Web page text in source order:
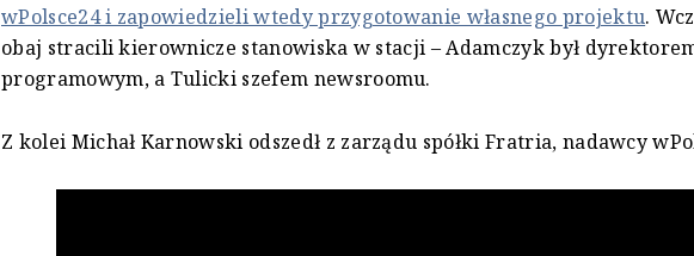
wPolsce24 i zapowiedzieli wtedy przygotowanie własnego projektu.
obaj stracili kierownicze stanowiska w stacji – Adamczyk był
programowym, a Tulicki szefem newsroomu.
Z kolei Michał Karnowski odszedł z zarządu spółki Fratria, nadawcy